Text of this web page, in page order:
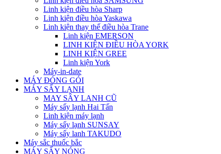
Linh kiện điều hòa Sharp
Linh kiện điều hòa Yaskawa
Linh kiện thay thế điều hòa Trane
Linh kiện EMERSON
LINH KIỆN ĐIỀU HÒA YORK
LINH KIỆN GREE
Linh kiện York
Máy-in-date
MÁY ĐÓNG GÓI
MÁY SẤY LẠNH
MAY SÂY LANH CŨ
Máy sấy lạnh Hai Tấn
Linh kiện máy lạnh
Máy sấy lạnh SUNSAY
Máy sấy lanh TAKUDO
Máy sắc thuốc bắc
MÁY SẤY NÓNG